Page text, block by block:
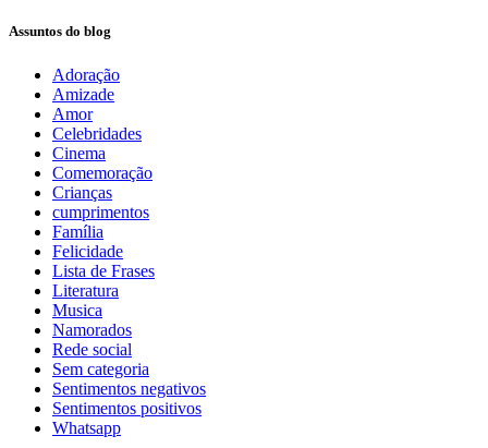
Assuntos do blog
Adoração
Amizade
Amor
Celebridades
Cinema
Comemoração
Crianças
cumprimentos
Família
Felicidade
Lista de Frases
Literatura
Musica
Namorados
Rede social
Sem categoria
Sentimentos negativos
Sentimentos positivos
Whatsapp